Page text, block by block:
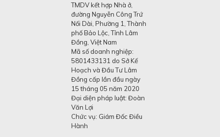
TMDV kết hợp Nhà ở,
đường Nguyễn Công Trứ
Nối Dài, Phường 1, Thành
phố Bảo Lộc, Tỉnh Lâm
Đồng, Việt Nam
Mã số doanh nghiệp:
5801433131 do Sở Kế
Hoạch và Đầu Tư Lâm
Đồng cấp lần đầu ngày
15 tháng 05 năm 2020
Đại diện pháp luật: Đoàn
Văn Lợi
Chức vụ: Giám Đốc Điều
Hành